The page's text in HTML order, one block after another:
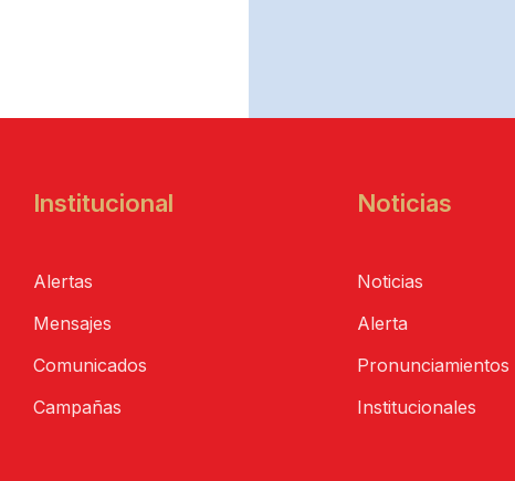
Institucional
Alertas
Mensajes
Comunicados
Campañas
Noticias
Noticias
Alerta
Pronunciamientos
Institucionales